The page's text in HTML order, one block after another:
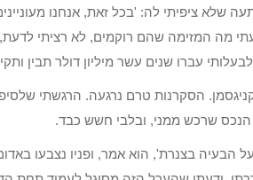
שלא ציפיתי לה: 'בכל זאת, אנחנו
ידעתי מה המזימה שהם רוקמים, לא רציתי
עברו שנים עשר מיליון דולר תבין
הסקרנות טרם נרגעה. הרגשתי
שרכש ממני, ובלבי חשש כבד.
הבעיה בצנרת', הוא אמר, ופניו נצבעו